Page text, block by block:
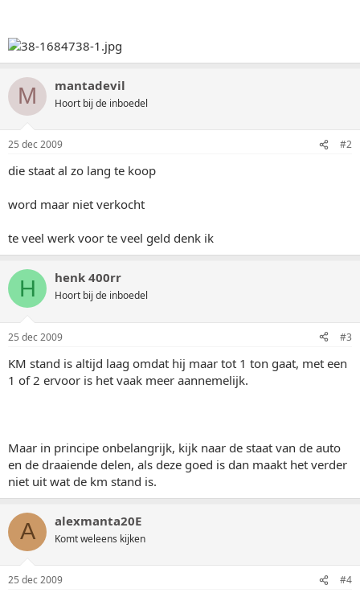
M mantadevil
Hoort bij de inboedel
25 dec 2009 #2
die staat al zo lang te koop
word maar niet verkocht
te veel werk voor te veel geld denk ik
H henk 400rr
Hoort bij de inboedel
25 dec 2009 #3
KM stand is altijd laag omdat hij maar tot 1 ton gaat, met een
1 of 2 ervoor is het vaak meer aannemelijk.
Maar in principe onbelangrijk, kijk naar de staat van de auto
en de draaiende delen, als deze goed is dan maakt het verder
niet uit wat de km stand is.
A alexmanta20E
Komt weleens kijken
25 dec 2009 #4